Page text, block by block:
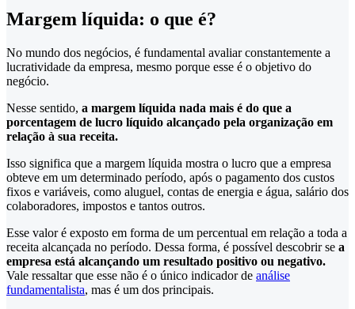
Margem líquida: o que é?
No mundo dos negócios, é fundamental avaliar constantemente a
lucratividade da empresa, mesmo porque esse é o objetivo do
negócio.
Nesse sentido, a margem líquida nada mais é do que a
porcentagem de lucro líquido alcançado pela organização em
relação à sua receita.
Isso significa que a margem líquida mostra o lucro que a empresa
obteve em um determinado período, após o pagamento dos custos
fixos e variáveis, como aluguel, contas de energia e água, salário dos
colaboradores, impostos e tantos outros.
Esse valor é exposto em forma de um percentual em relação a toda a
receita alcançada no período. Dessa forma, é possível descobrir se a
empresa está alcançando um resultado positivo ou negativo.
Vale ressaltar que esse não é o único indicador de análise
fundamentalista, mas é um dos principais.